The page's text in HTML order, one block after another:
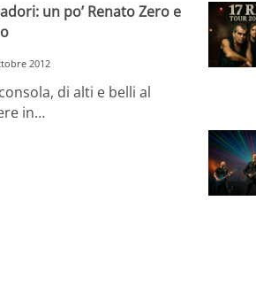
un po’ Renato Zero e
2012
di alti e belli al
in…